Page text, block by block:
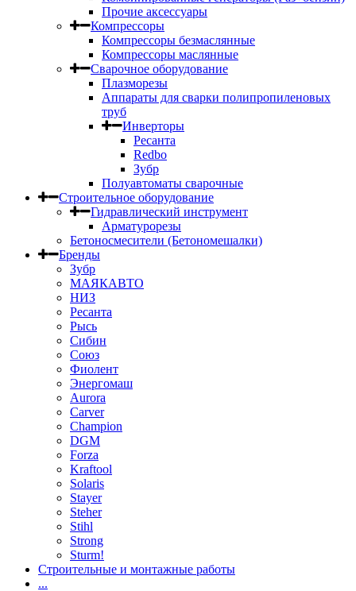
Прочие аксессуары
Компрессоры
Компрессоры безмаслянные
Компрессоры маслянные
Сварочное оборудование
Плазморезы
Аппараты для сварки полипропиленовых
труб
Инверторы
Ресанта
Redbo
Зубр
Полуавтоматы сварочные
Строительное оборудование
Гидравлический инструмент
Арматурорезы
Бетоносмесители (Бетономешалки)
Бренды
Зубр
МАЯКАВТО
НИЗ
Ресанта
Рысь
Сибин
Союз
Фиолент
Энергомаш
Aurora
Carver
Champion
DGM
Forza
Kraftool
Solaris
Stayer
Steher
Stihl
Strong
Sturm!
Строительные и монтажные работы
...